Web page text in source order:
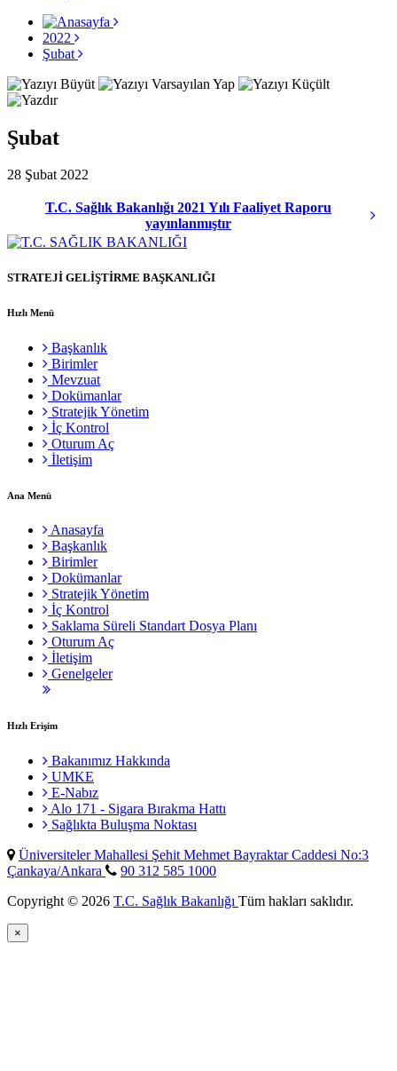
2022
Şubat
Şubat
28 Şubat 2022
T.C. Sağlık Bakanlığı 2021 Yılı Faaliyet Raporu
yayınlanmıştır
STRATEJİ GELİŞTİRME BAŞKANLIĞI
Hızlı Menü
Başkanlık
Birimler
Mevzuat
Dokümanlar
Stratejik Yönetim
İç Kontrol
Oturum Aç
İletişim
Ana Menü
Anasayfa
Başkanlık
Birimler
Dokümanlar
Stratejik Yönetim
İç Kontrol
Saklama Süreli Standart Dosya Planı
Oturum Aç
İletişim
Genelgeler
Hızlı Erişim
Bakanımız Hakkında
UMKE
E-Nabız
Alo 171 - Sigara Bırakma Hattı
Sağlıkta Buluşma Noktası
Üniversiteler Mahallesi Şehit Mehmet Bayraktar Caddesi No:3
Çankaya/Ankara
90 312 585 1000
Copyright © 2026 T.C. Sağlık Bakanlığı Tüm hakları saklıdır.
×